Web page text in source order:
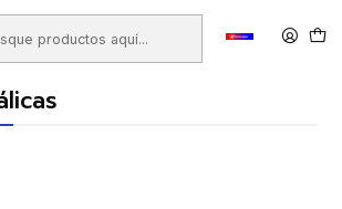
Escolar
Geometría Reglas Metálicas